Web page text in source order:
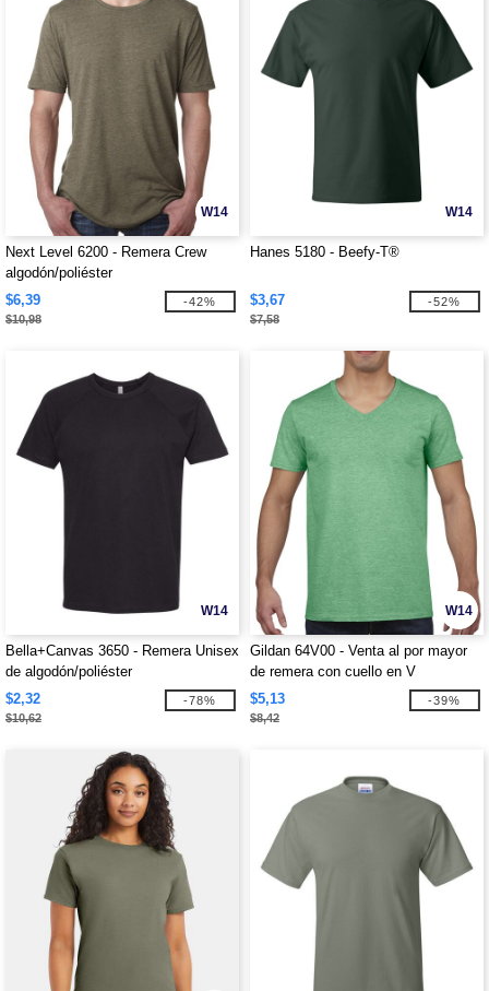
W14
Next Level 6200 - Remera Crew
algodón/poliéster
$6,39
$10,98
-42%
W14
Hanes 5180 - Beefy-T®
$3,67
$7,58
-52%
W14
Bella+Canvas 3650 - Remera Unisex
de algodón/poliéster
$2,32
$10,62
-78%
W14
Gildan 64V00 - Venta al por mayor
de remera con cuello en V
$5,13
$8,42
-39%